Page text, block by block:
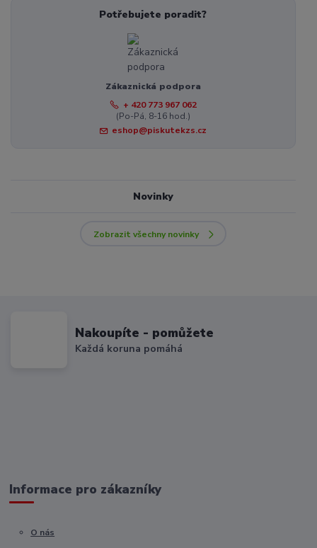
Potřebujete poradit?
Zákaznická podpora
+ 420 773 967 062
(Po-Pá, 8-16 hod.)
eshop@piskutekzs.cz
Novinky
Zobrazit všechny novinky
Nakoupíte - pomůžete
Každá koruna pomáhá
Informace pro zákazníky
O nás